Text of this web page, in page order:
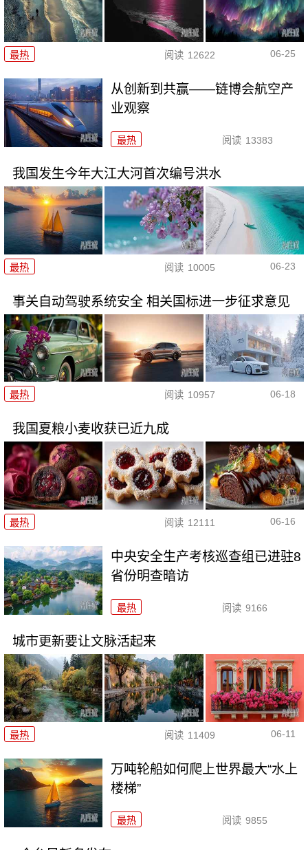
最热 阅读 12622 06-25
从创新到共赢——链博会航空产
业观察
最热 阅读 13383
我国发生今年大江大河首次编号洪水
最热 阅读 10005 06-23
事关自动驾驶系统安全 相关国标进一步征求意见
最热 阅读 10957 06-18
我国夏粮小麦收获已近九成
最热 阅读 12111 06-16
中央安全生产考核巡查组已进驻8
省份明查暗访
最热 阅读 9166
城市更新要让文脉活起来
最热 阅读 11409 06-11
万吨轮船如何爬上世界最大“水上
楼梯”
最热 阅读 9855